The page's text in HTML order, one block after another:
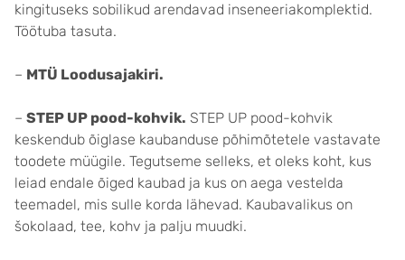
kingituseks sobilikud arendavad inseneeriakomplektid.
Töötuba tasuta.
– MTÜ Loodusajakiri.
– STEP UP pood-kohvik. STEP UP pood-kohvik
keskendub õiglase kaubanduse põhimõtetele vastavate
toodete müügile. Tegutseme selleks, et oleks koht, kus
leiad endale õiged kaubad ja kus on aega vestelda
teemadel, mis sulle korda lähevad. Kaubavalikus on
šokolaad, tee, kohv ja palju muudki.